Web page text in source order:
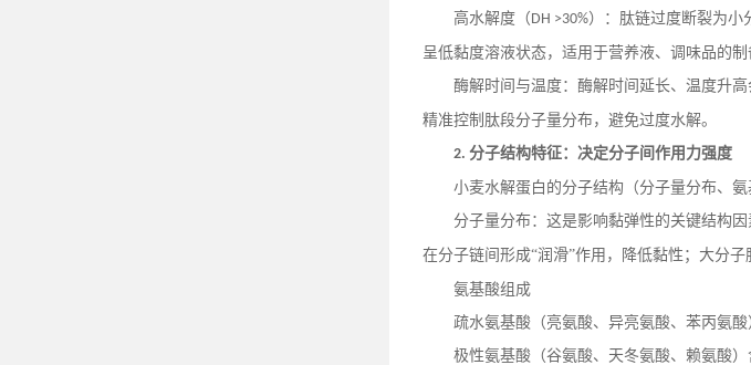
高水解度（DH >30%）：肽链过度断裂为小
呈低黏度溶液状态，适用于营养液、调味品的制
酶解时间与温度：酶解时间延长、温度升
精准控制肽段分子量分布，避免过度水解。
2. 分子结构特征：决定分子间作用力强度
小麦水解蛋白的分子结构（分子量分布、
分子量分布：这是影响黏弹性的关键结构
在分子链间形成“润滑”作用，降低黏性；大分子
氨基酸组成
疏水氨基酸（亮氨酸、异亮氨酸、苯丙氨
极性氨基酸（谷氨酸、天冬氨酸、赖氨酸